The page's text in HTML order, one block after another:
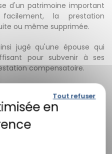
d'un patrimoine important
la prestation
ou même supprimée.
jugé qu'une épouse qui
pour subvenir à ses
compensatoire.
dispose d'un patrimoine
prestation compensatoire,
de chaque cas
ou non.
Tout refuser